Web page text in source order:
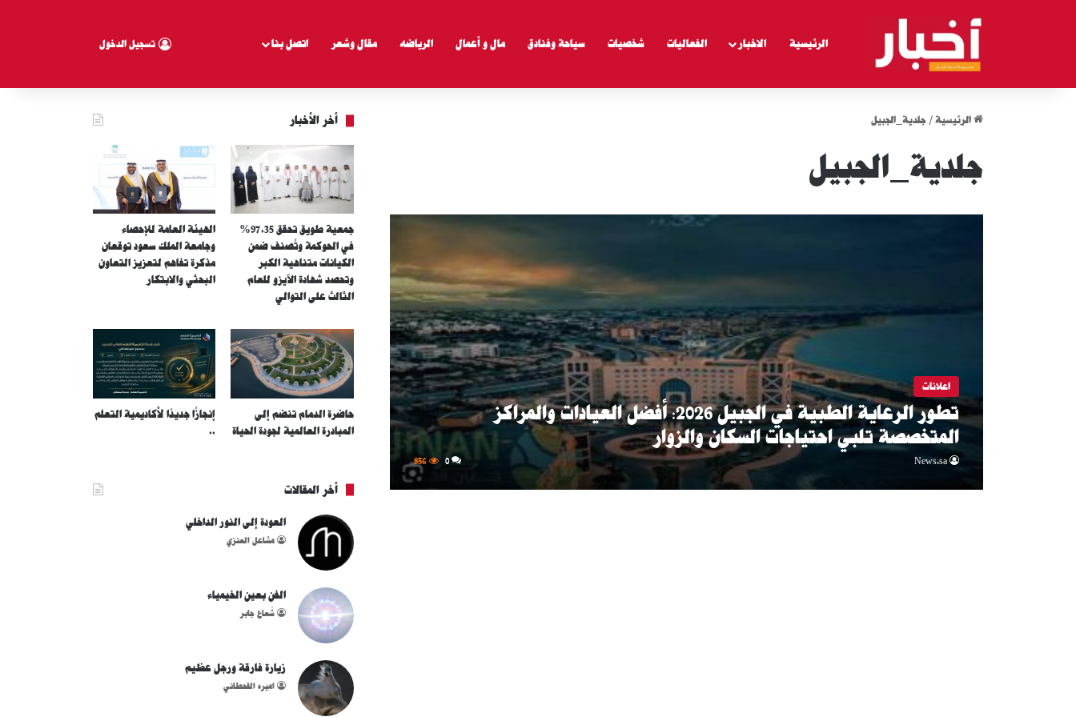
الرئيسية الاخبار الفعاليات شخصيات سياحة وفنادق مال و أعمال الرياضه مقال وشعر اتصل بنا تسجيل الدخول
الرئيسية / جلدية_الجبيل
جلدية_الجبيل
اعلانات
تطور الرعاية الطبية في الجبيل 2026: أفضل العيادات والمراكز
المتخصصة تلبي احتياجات السكان والزوار
News.sa
0
856
أخر الأخبار
جمعية طويق تحقق 97.35%
في الحوكمة وتُصنف ضمن
الكيانات متناهية الكبر
وتحصد شهادة الآيزو للعام
الثالث على التوالي
الهيئة العامة للإحصاء
وجامعة الملك سعود توقعان
مذكرة تفاهم لتعزيز التعاون
البحثي والابتكار
حاضرة الدمام تنضم إلى
المبادرة العالمية لجودة الحياة
إنجازًا جديدًا لأكاديمية التعلم
..
أخر المقالات
العودة إلى النور الداخلي
مشاعل العنزي
الفن بعين الخيمياء
شُعاع جابر
زيارة فارقة ورجل عظيم
اميره القحطاني